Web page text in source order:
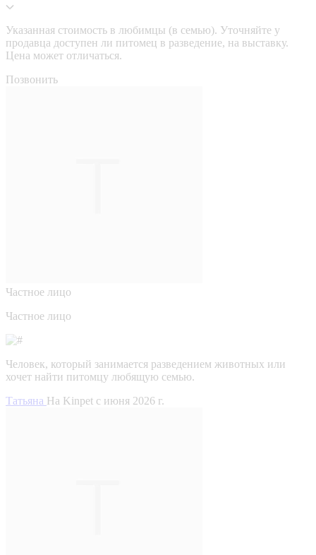
Указанная стоимость в любимцы (в семью). Уточняйте у
продавца доступен ли питомец в разведение, на выставку.
Цена может отличаться.
Позвонить
Частное лицо
Частное лицо
Человек, который занимается разведением животных или
хочет найти питомцу любящую семью.
Татьяна На Kinpet c июня 2026 г.